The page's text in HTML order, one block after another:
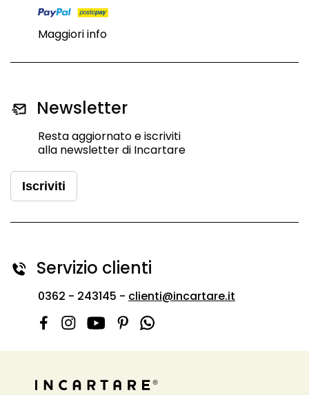
Maggiori info
Newsletter
Resta aggiornato e iscriviti
alla newsletter di Incartare
Iscriviti
Servizio clienti
0362 - 243145 - clienti@incartare.it